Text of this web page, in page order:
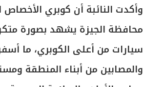
وأكدت النائبة أن كوبري
محافظة الجيزة يشهد بصورة
سيارات من أعلى الكوبري، ما
والمصابين من أبناء المنطقة